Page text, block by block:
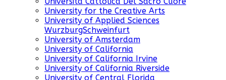
University for the Creative Arts
University of Applied Sciences
WurzburgSchweinfurt
University of Amsterdam
University of California
University of California Irvine
University of California Riverside
University of Central Florida